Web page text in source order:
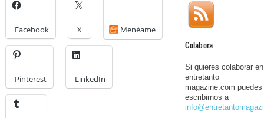
Facebook X Menéame
Pinterest LinkedIn
Colabora
Si quieres colaborar en
entretanto
magazine.com puedes
escribirnos a